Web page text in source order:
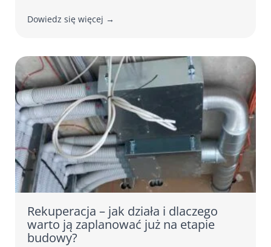
Dowiedz się więcej →
Rekuperacja – jak działa i dlaczego
warto ją zaplanować już na etapie
budowy?